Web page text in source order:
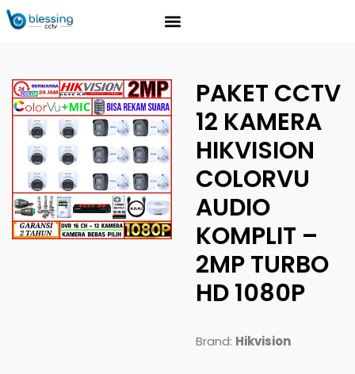
PAKET CCTV
12 KAMERA
HIKVISION
COLORVU
AUDIO
KOMPLIT –
2MP TURBO
HD 1080P
Brand: Hikvision